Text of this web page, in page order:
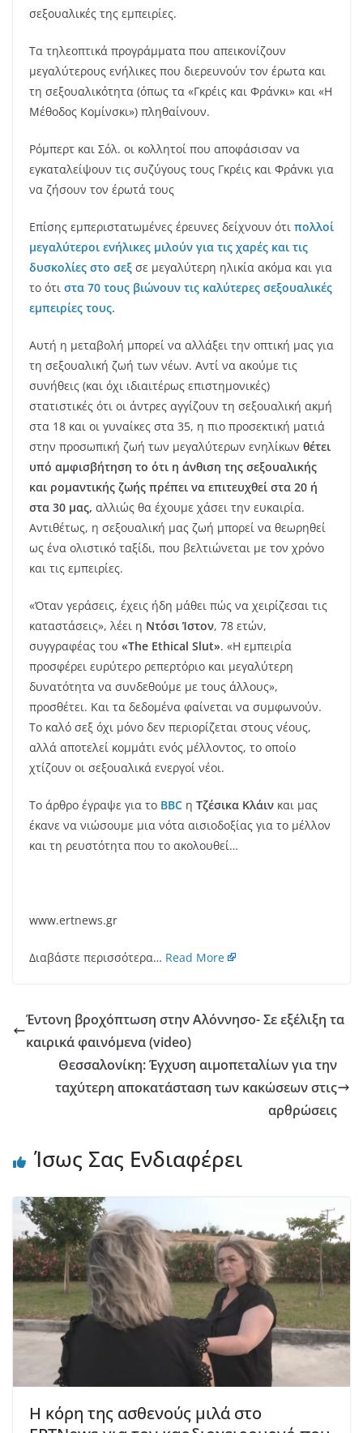
σεξουαλικές της εμπειρίες.
Τα τηλεοπτικά προγράμματα που απεικονίζουν
μεγαλύτερους ενήλικες που διερευνούν τον έρωτα και
τη σεξουαλικότητα (όπως τα «Γκρέις και Φράνκι» και «Η
Μέθοδος Κομίνσκι») πληθαίνουν.
Ρόμπερτ και Σόλ. οι κολλητοί που αποφάσισαν να
εγκαταλείψουν τις συζύγους τους Γκρέις και Φράνκι για
να ζήσουν τον έρωτά τους
Επίσης εμπεριστατωμένες έρευνες δείχνουν ότι πολλοί
μεγαλύτεροι ενήλικες μιλούν για τις χαρές και τις
δυσκολίες στο σεξ σε μεγαλύτερη ηλικία ακόμα και για
το ότι στα 70 τους βιώνουν τις καλύτερες σεξουαλικές
εμπειρίες τους.
Αυτή η μεταβολή μπορεί να αλλάξει την οπτική μας για
τη σεξουαλική ζωή των νέων. Αντί να ακούμε τις
συνήθεις (και όχι ιδιαιτέρως επιστημονικές)
στατιστικές ότι οι άντρες αγγίζουν τη σεξουαλική ακμή
στα 18 και οι γυναίκες στα 35, η πιο προσεκτική ματιά
στην προσωπική ζωή των μεγαλύτερων ενηλίκων θέτει
υπό αμφισβήτηση το ότι η άνθιση της σεξουαλικής
και ρομαντικής ζωής πρέπει να επιτευχθεί στα 20 ή
στα 30 μας, αλλιώς θα έχουμε χάσει την ευκαιρία.
Αντιθέτως, η σεξουαλική μας ζωή μπορεί να θεωρηθεί
ως ένα ολιστικό ταξίδι, που βελτιώνεται με τον χρόνο
και τις εμπειρίες.
«Όταν γεράσεις, έχεις ήδη μάθει πώς να χειρίζεσαι τις
καταστάσεις», λέει η Ντόσι Ίστον, 78 ετών,
συγγραφέας του «The Ethical Slut». «Η εμπειρία
προσφέρει ευρύτερο ρεπερτόριο και μεγαλύτερη
δυνατότητα να συνδεθούμε με τους άλλους»,
προσθέτει. Και τα δεδομένα φαίνεται να συμφωνούν.
Το καλό σεξ όχι μόνο δεν περιορίζεται στους νέους,
αλλά αποτελεί κομμάτι ενός μέλλοντος, το οποίο
χτίζουν οι σεξουαλικά ενεργοί νέοι.
To άρθρο έγραψε για το BBC η Τζέσικα Κλάιν και μας
έκανε να νιώσουμε μια νότα αισιοδοξίας για το μέλλον
και τη ρευστότητα που το ακολουθεί…
www.ertnews.gr
Διαβάστε περισσότερα… Read More
Έντονη βροχόπτωση στην Αλόννησο- Σε εξέλιξη τα
καιρικά φαινόμενα (video)
Θεσσαλονίκη: Έγχυση αιμοπεταλίων για την
ταχύτερη αποκατάσταση των κακώσεων στις
αρθρώσεις
Ίσως Σας Ενδιαφέρει
Η κόρη της ασθενούς μιλά στο